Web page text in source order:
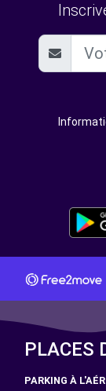
PLACES
PARKING À